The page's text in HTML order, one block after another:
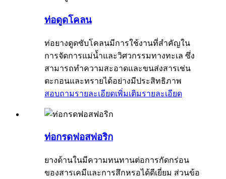
ท่อดูดโคลน
ท่อยางดูดซับโคลนมีการใช้งานที่สำคัญใน
การจัดการแม่น้ำและวิศวกรรมทางทะเล ซึ่ง
สามารถทำความสะอาดและขนส่งสารเช่น
ตะกอนและทรายได้อย่างมีประสิทธิภาพ
สอบถามรายละเอียดเพิ่มเติมรายละเอียด
ท่อกรดฟอสฟอริก
ยางด้านในมีความทนทานต่อการกัดกร่อน
ของสารเคมีและการสึกหรอได้ดีเยี่ยม ส่วนข้อ